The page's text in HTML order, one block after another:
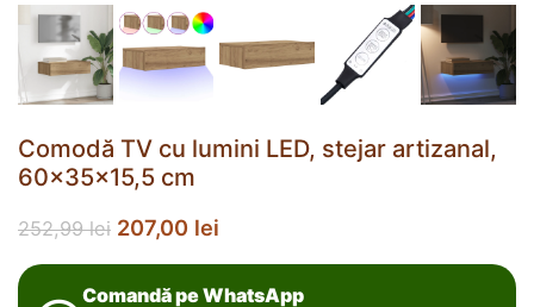
Comodă TV cu lumini LED, stejar artizanal,
60x35x15,5 cm
252,99lei 207,00 lei
Comandă pe WhatsApp